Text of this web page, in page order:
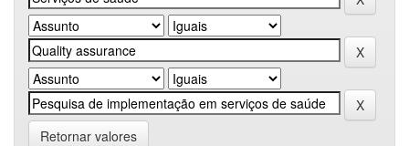
Retornar valores